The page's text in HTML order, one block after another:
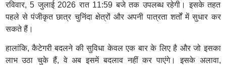
रविवार, 5 जुलाई 2026 रात 11:59 बजे तक उपलब्ध रहेगी। इसके तहत
पहले से पंजीकृत छात्र चुनिंदा क्षेत्रों और अपनी पात्रता शर्तों में सुधार कर
सकते हैं।
हालांकि, कैटेगरी बदलने की सुविधा केवल एक बार के लिए है और जो इसका
लाभ उठा चुके हैं, वे अब इसमें बदलाव नहीं कर पाएंगे। इसके अलावा,